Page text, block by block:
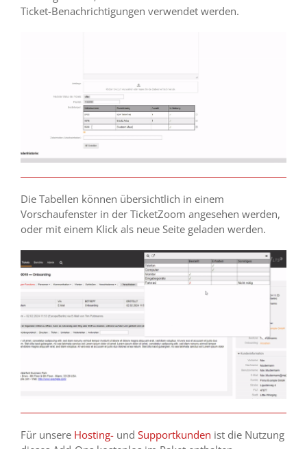
Ticket-Benachrichtigungen verwendet werden.
Die Tabellen können übersichtlich in einem
Vorschaufenster in der TicketZoom angesehen werden,
oder mit einem Klick als neue Seite geladen werden.
Für unsere Hosting-und Supportkunden ist die Nutzung